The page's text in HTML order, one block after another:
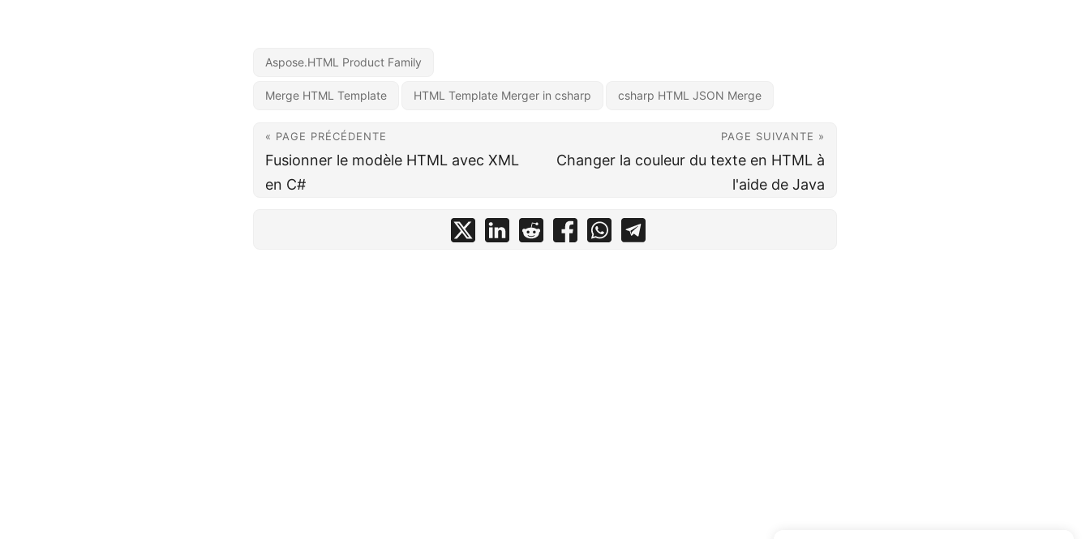
Aspose.HTML Product Family
Merge HTML Template HTML Template Merger in csharp csharp HTML JSON Merge
« PAGE PRÉCÉDENTE
Fusionner le modèle HTML avec XML
en C#
PAGE SUIVANTE »
Changer la couleur du texte en HTML à
l'aide de Java